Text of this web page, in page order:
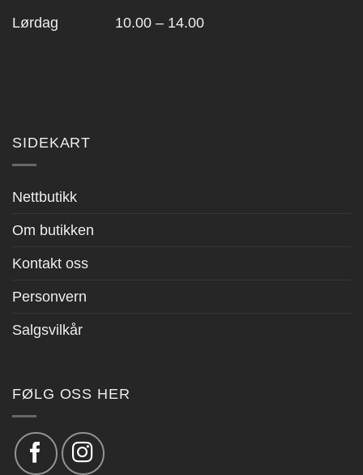
Lørdag 10.00 – 14.00
SIDEKART
Nettbutikk
Om butikken
Kontakt oss
Personvern
Salgsvilkår
FØLG OSS HER